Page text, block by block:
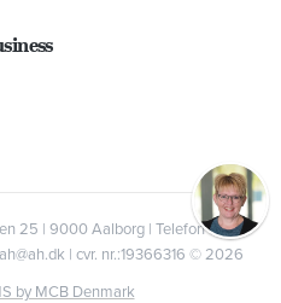
25 | 9000 Aalborg | Telefon 9936
| cvr. nr.:19366316 © 2026
by MCB Denmark